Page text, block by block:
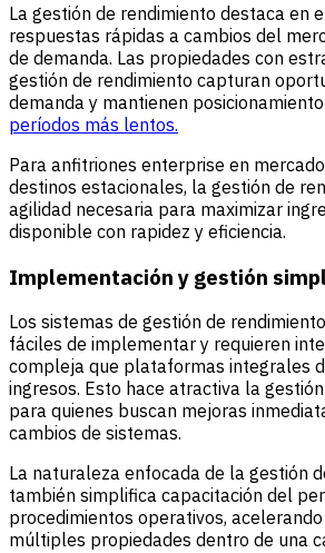
La gestión de rendimiento destaca en
respuestas rápidas a cambios del
de demanda. Las propiedades con
gestión de rendimiento capturan
demanda y mantienen
períodos más lentos.
Para anfitriones enterprise en
destinos estacionales, la gestión de
agilidad necesaria para maximizar
disponible con rapidez y eficiencia.
Implementación y gestión
Los sistemas de gestión de
fáciles de implementar y requieren
compleja que plataformas integrales
ingresos. Esto hace atractiva la
para quienes buscan mejoras
cambios de sistemas.
La naturaleza enfocada de la gestión
también simplifica capacitación del
procedimientos operativos,
múltiples propiedades dentro de una